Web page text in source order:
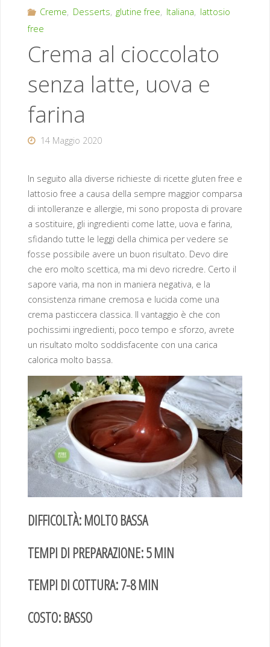
Creme, Desserts, glutine free, Italiana, lattosio
free
Crema al cioccolato
senza latte, uova e
farina
14 Maggio 2020
In seguito alla diverse richieste di ricette gluten free e
lattosio free a causa della sempre maggior comparsa
di intolleranze e allergie, mi sono proposta di provare
a sostituire, gli ingredienti come latte, uova e farina,
sfidando tutte le leggi della chimica per vedere se
fosse possibile avere un buon risultato. Devo dire
che ero molto scettica, ma mi devo ricredre. Certo il
sapore varia, ma non in maniera negativa, e la
consistenza rimane cremosa e lucida come una
crema pasticcera classica. Il vantaggio è che con
pochissimi ingredienti, poco tempo e sforzo, avrete
un risultato molto soddisfacente con una carica
calorica molto bassa.
DIFFICOLTÀ: MOLTO BASSA
TEMPI DI PREPARAZIONE: 5 MIN
TEMPI DI COTTURA: 7-8 MIN
COSTO: BASSO